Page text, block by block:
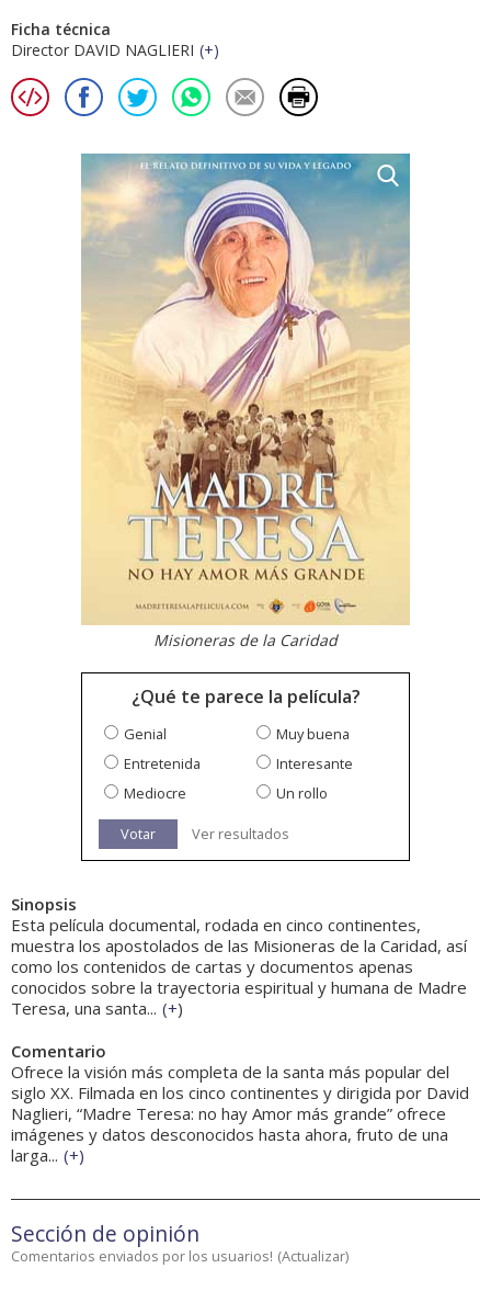
Ficha técnica
Director DAVID NAGLIERI (+)
Misioneras de la Caridad
¿Qué te parece la película?
Genial
Muy buena
Entretenida
Interesante
Mediocre
Un rollo
Votar Ver resultados
Sinopsis
Esta película documental, rodada en cinco continentes,
muestra los apostolados de las Misioneras de la Caridad, así
como los contenidos de cartas y documentos apenas
conocidos sobre la trayectoria espiritual y humana de Madre
Teresa, una santa... (+)
Comentario
Ofrece la visión más completa de la santa más popular del
siglo XX. Filmada en los cinco continentes y dirigida por David
Naglieri, “Madre Teresa: no hay Amor más grande” ofrece
imágenes y datos desconocidos hasta ahora, fruto de una
larga... (+)
Sección de opinión
Comentarios enviados por los usuarios! (Actualizar)